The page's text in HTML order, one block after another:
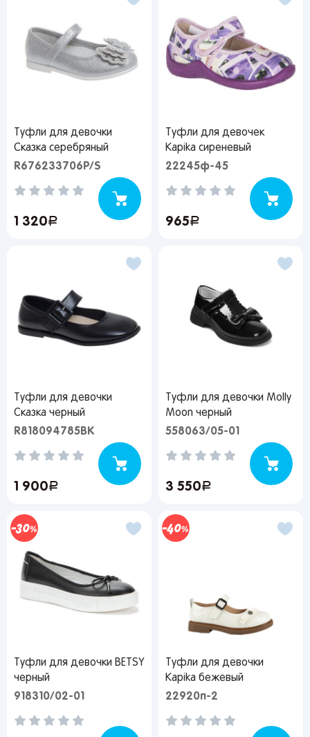
Туфли для девочки
Сказка серебряный
R676233706P/S
1 320руб.
Туфли для девочек
Kapika сиреневый
22245ф-45
965руб.
Туфли для девочки
Сказка черный
R818094785BK
1 900руб.
Туфли для девочки Molly
Moon черный
558063/05-01
3 550руб.
30
Туфли для девочки BETSY
черный
918310/02-01
40
Туфли для девочки
Kapika бежевый
22920п-2
Я согласен на обработку моих
персональных данных
Запомнить меня
Регистрация
Вы сможете отслеживать статус своих заказов и
получать индивидуальные рекомендации
Популярные регионы
Москва
Липецк
Воронеж
Краснодар
Волгоград
Астрахань
Казань
Набережные
Нижний
Новгород
Ижевск
Тольятти
Саратов
Екатеринбург
Красноярск
Новокузнецк
Новосибирск